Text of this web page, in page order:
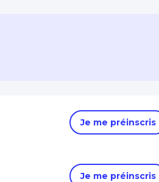
Je me préinscris
Je me préinscris